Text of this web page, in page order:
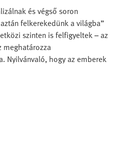
és végső soron
felkerekedünk a világba”
szinten is felfigyeltek – az
Nyilvánvaló, hogy az emberek